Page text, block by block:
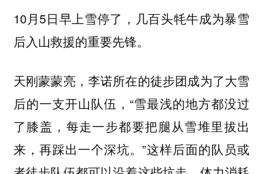
10月5日早上雪停了，几百头牦牛成为暴雪
后入山救援的重要先锋。
天刚蒙蒙亮，李诺所在的徒步团成为了大雪
后的一支开山队伍，“雪最浅的地方都没过
了膝盖，每走一步都要把腿从雪堆里拔出
来，再踩出一个深坑。”这样后面的队员或